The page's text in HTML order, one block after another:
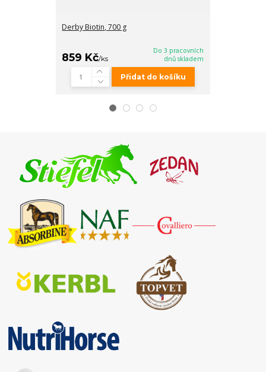
Derby Biotin, 700 g
859 Kč/ks
Do 3 pracovních
dnů skladem
Přidat do košíku